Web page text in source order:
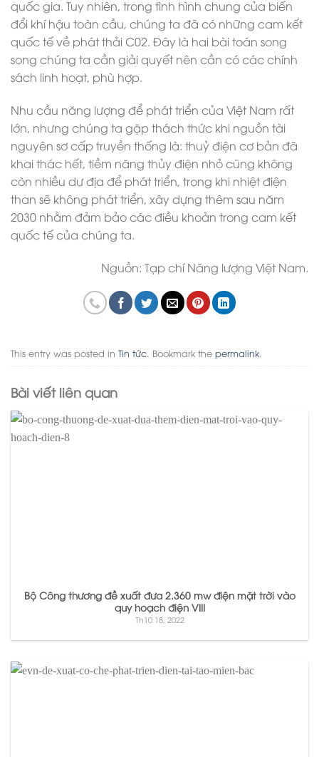
quốc gia. Tuy nhiên, trong tình hình chung của biến
đổi khí hậu toàn cầu, chúng ta đã có những cam kết
quốc tế về phát thải C02. Đây là hai bài toán song
song chúng ta cần giải quyết nên cần có các chính
sách linh hoạt, phù hợp.
Nhu cầu năng lượng để phát triển của Việt Nam rất
lớn, nhưng chúng ta gặp thách thức khi nguồn tài
nguyên sơ cấp truyền thống là: thuỷ điện cơ bản đã
khai thác hết, tiềm năng thủy điện nhỏ cũng không
còn nhiều dư địa để phát triển, trong khi nhiệt điện
than sẽ không phát triển, xây dựng thêm sau năm
2030 nhằm đảm bảo các điều khoản trong cam kết
quốc tế của chúng ta.
Nguồn: Tạp chí Năng lượng Việt Nam.
This entry was posted in Tin tức. Bookmark the permalink.
Bài viết liên quan
Bộ Công thương đề xuất đưa 2.360 mw điện mặt trời vào
quy hoạch điện VIII
Th10 18, 2022